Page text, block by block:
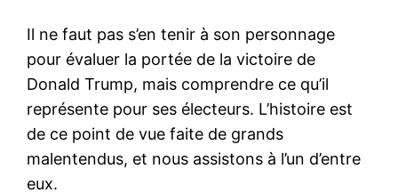
Il ne faut pas s’en tenir à son personnage
pour évaluer la portée de la victoire de
Donald Trump, mais comprendre ce qu’il
représente pour ses électeurs. L’histoire est
de ce point de vue faite de grands
malentendus, et nous assistons à l’un d’entre
eux.